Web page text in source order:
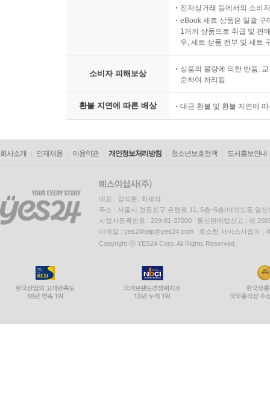
전자상거래 등에서의 소비
eBook 세트 상품은 일괄 구
1개의 상품으로 취급 및 판
우, 세트 상품 전부 및 세트
소비자 피해보상
상품의 불량에 의한 반품,
준하여 처리됨
환불 지연에 따른 배상 대금 환불 및 환불 지연에
회사소개 인재채용 이용약관 개인정보처리방침 청소년보호정책 도서홍보안내
대표 : 김석환, 최세라
주소 : 서울시 영등포구 은행로 11, 5층~6층(여의도동,일신
사업자등록번호 : 229-81-37000 통신판매업신고 : 제
이메일 : yes24help@yes24.com 호스팅 서비스사업자 :
Copyright ⓒ YES24 Corp. All Rights Reserved.